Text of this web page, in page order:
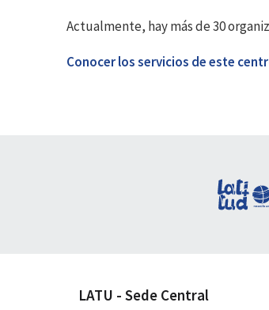
Actualmente, hay más de 30
Conocer los servicios de este
LATU - Sede Central